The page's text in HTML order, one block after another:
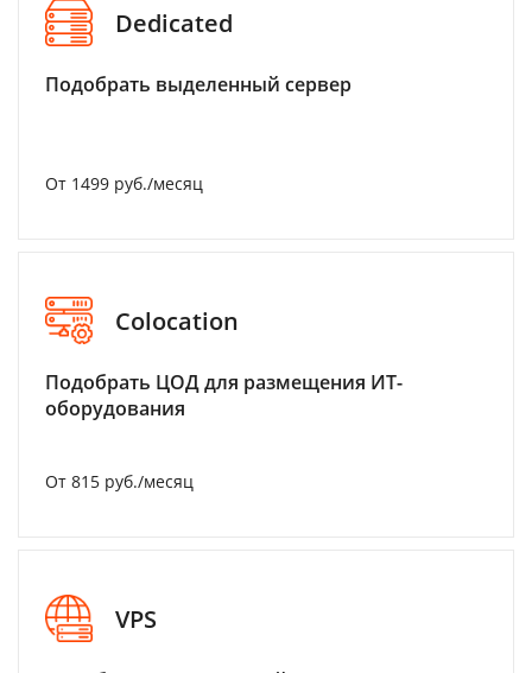
Dedicated
Подобрать выделенный сервер
От 1499 руб./месяц
Colocation
Подобрать ЦОД для размещения ИТ-
оборудования
От 815 руб./месяц
VPS